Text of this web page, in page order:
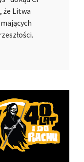
że Litwa